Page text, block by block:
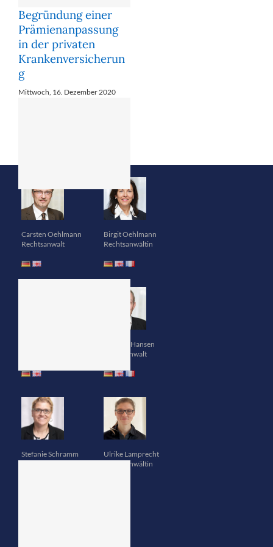
Carsten Oehlmann
Birgit Oehlmann
Danuta Eisenhardt
Thomas Hansen